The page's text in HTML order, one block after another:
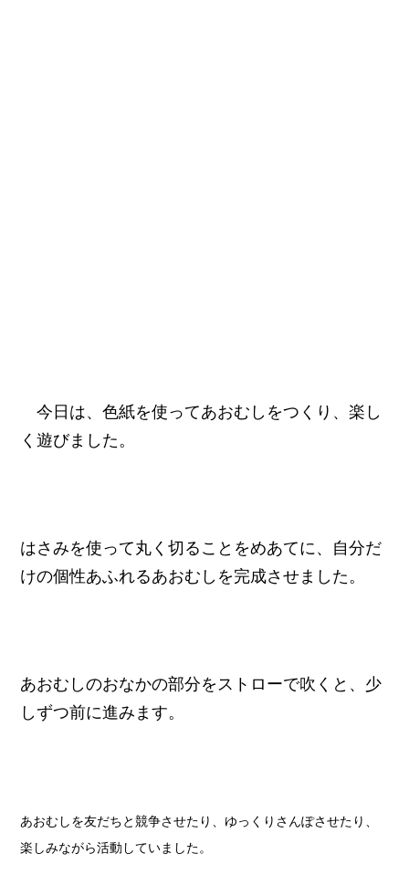
今日は、色紙を使ってあおむしをつくり、楽し
く遊びました。
はさみを使って丸く切ることをめあてに、自分だ
けの個性あふれるあおむしを完成させました。
あおむしのおなかの部分をストローで吹くと、少
しずつ前に進みます。
あおむしを友だちと競争させたり、ゆっくりさんぽさせたり、
楽しみながら活動していました。